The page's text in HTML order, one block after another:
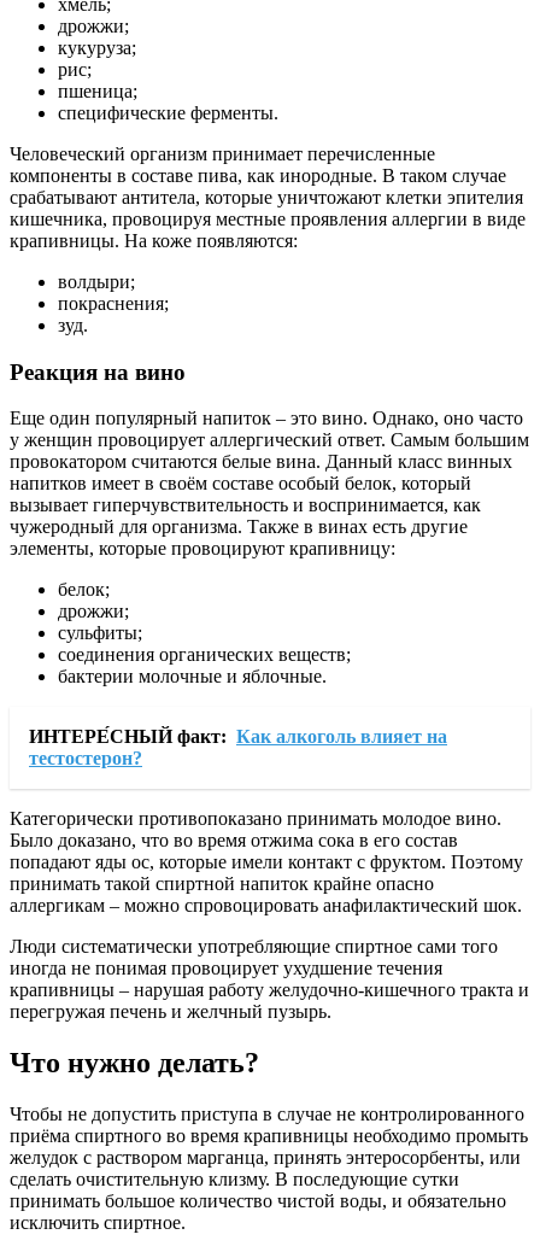
дрожжи;
кукуруза;
рис;
пшеница;
специфические ферменты.
Человеческий организм принимает перечисленные
компоненты в составе пива, как инородные. В таком случае
срабатывают антитела, которые уничтожают клетки эпителия
кишечника, провоцируя местные проявления аллергии в виде
крапивницы. На коже появляются:
волдыри;
покраснения;
зуд.
Реакция на вино
Еще один популярный напиток – это вино. Однако, оно часто
у женщин провоцирует аллергический ответ. Самым большим
провокатором считаются белые вина. Данный класс винных
напитков имеет в своём составе особый белок, который
вызывает гиперчувствительность и воспринимается, как
чужеродный для организма. Также в винах есть другие
элементы, которые провоцируют крапивницу:
белок;
дрожжи;
сульфиты;
соединения органических веществ;
бактерии молочные и яблочные.
ИНТЕРЕ́СНЫЙ факт: Как алкоголь влияет на
тестостерон?
Категорически противопоказано принимать молодое вино.
Было доказано, что во время отжима сока в его состав
попадают яды ос, которые имели контакт с фруктом. Поэтому
принимать такой спиртной напиток крайне опасно
аллергикам – можно спровоцировать анафилактический шок.
Люди систематически употребляющие спиртное сами того
иногда не понимая провоцирует ухудшение течения
крапивницы – нарушая работу желудочно-кишечного тракта и
перегружая печень и желчный пузырь.
Что нужно делать?
Чтобы не допустить приступа в случае не контролированного
приёма спиртного во время крапивницы необходимо промыть
желудок с раствором марганца, принять энтеросорбенты, или
сделать очистительную клизму. В последующие сутки
принимать большое количество чистой воды, и обязательно
исключить спиртное.